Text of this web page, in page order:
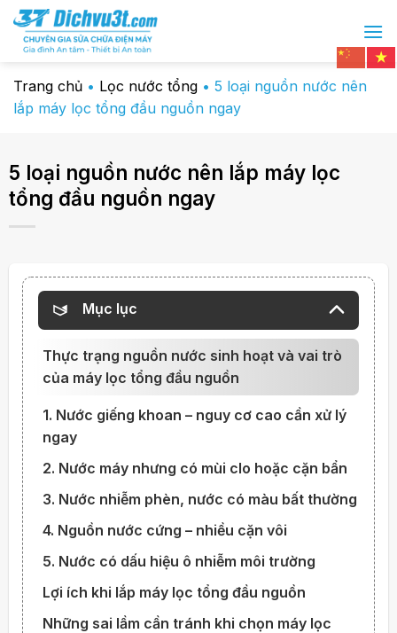
Chuyển
đến
dung
Trang chủ • Lọc nước tổng • 5 loại nguồn nước nên
lắp máy lọc tổng đầu nguồn ngay
5 loại nguồn nước nên lắp máy lọc
tổng đầu nguồn ngay
Mục lục
Thực trạng nguồn nước sinh hoạt và vai trò
của máy lọc tổng đầu nguồn
1. Nước giếng khoan – nguy cơ cao cần xử lý
ngay
2. Nước máy nhưng có mùi clo hoặc cặn bẩn
3. Nước nhiễm phèn, nước có màu bất thường
4. Nguồn nước cứng – nhiều cặn vôi
5. Nước có dấu hiệu ô nhiễm môi trường
Lợi ích khi lắp máy lọc tổng đầu nguồn
Những sai lầm cần tránh khi chọn máy lọc